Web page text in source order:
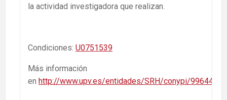
la actividad investigadora que realizan.
Condiciones: U0751539
Más información
en http://www.upv.es/entidades/SRH/conypi/